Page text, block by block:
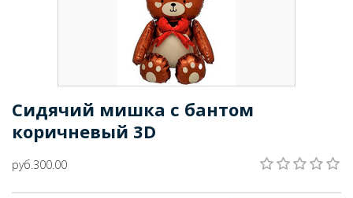
Сидячий мишка с бантом
коричневый 3D
руб.300.00